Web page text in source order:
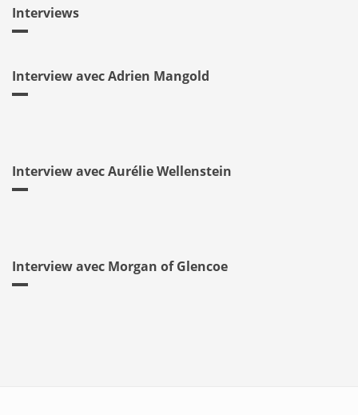
Interviews
Interview avec Adrien Mangold
Interview avec Aurélie Wellenstein
Interview avec Morgan of Glencoe